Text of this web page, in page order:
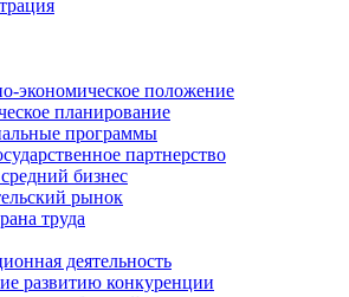
экономическое положение
планирование
программы
партнерство
бизнес
рынок
труда
деятельность
развитию конкуренции